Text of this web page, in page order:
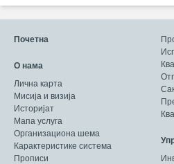
Почетна
О нама
Лична карта
Мисија и визија
Историјат
Мапа услуга
Организациона шема
Карактеристике система
Прописи